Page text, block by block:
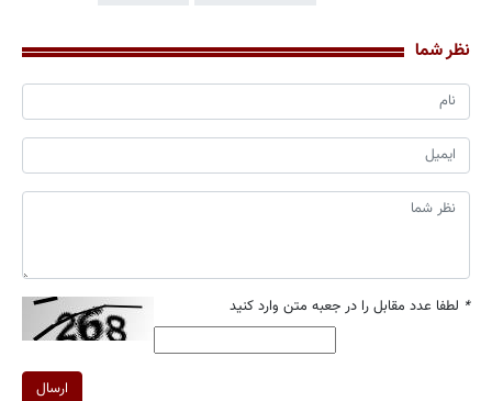
نظر شما
* لطفا عدد مقابل را در جعبه متن وارد کنید
ارسال